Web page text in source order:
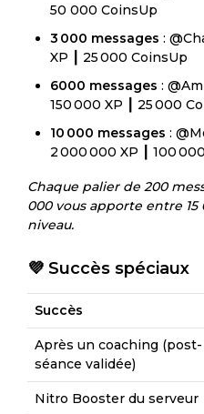
50 000 CoinsUp
3 000 messages :
XP ┃ 25 000 CoinsUp
6000 messages :
150 000 XP ┃ 25 000
10 000 messages :
2 000 000 XP ┃ 100
Chaque palier de 200
000 vous apporte entre 15
niveau.
💜 Succès spéciaux
Succès
Après un coaching (post-
séance validée)
Nitro Booster du serveur